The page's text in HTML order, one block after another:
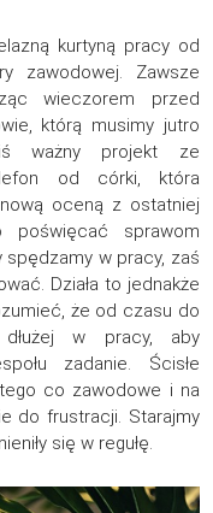
kurtyną pracy od
zawodowej. Zawsze
wieczorem przed
którą musimy jutro
ważny projekt ze
od córki, która
oceną z ostatniej
poświęcać sprawom
w pracy, zaś
Działa to jednakże
że od czasu do
w pracy, aby
zadanie. Ścisłe
co zawodowe i na
do frustracji. Starajmy
się w regułę.